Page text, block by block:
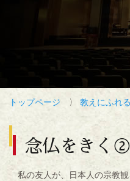
トップページ 〉 教えにふれる
念仏をきく②
私の友人が、日本人の宗教